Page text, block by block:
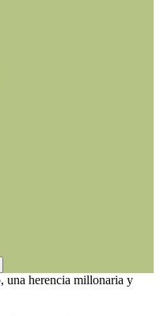
una herencia millonaria y